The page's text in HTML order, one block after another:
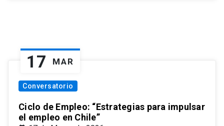
17 MAR
Conversatorio
Ciclo de Empleo: “Estrategias para impulsar
el empleo en Chile”